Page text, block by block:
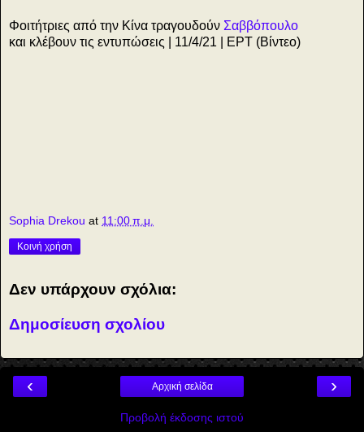
Φοιτήτριες από την Κίνα τραγουδούν Σαββόπουλο
και κλέβουν τις εντυπώσεις | 11/4/21 | ΕΡΤ (Βίντεο)
Sophia Drekou at 11:00 π.μ.
Κοινή χρήση
Δεν υπάρχουν σχόλια:
Δημοσίευση σχολίου
‹ ›
Αρχική σελίδα
Προβολή έκδοσης ιστού